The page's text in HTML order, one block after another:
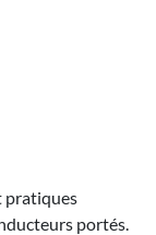
pratiques
portés.